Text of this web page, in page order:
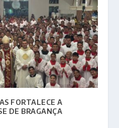
FORTALECE A
DE BRAGANÇA